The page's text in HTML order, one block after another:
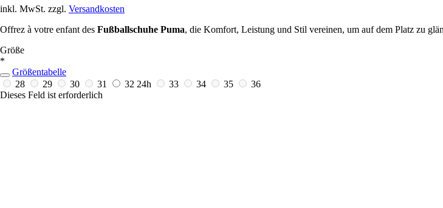
inkl. MwSt. zzgl. Versandkosten
Offrez à votre enfant des Fußballschuhe Puma, die Komfort, Leistung und Stil vereinen, um auf dem Platz zu
Größe
*
Größentabelle
28
29 30 31 32 24h 33 34 35
36
Dieses Feld ist erforderlich